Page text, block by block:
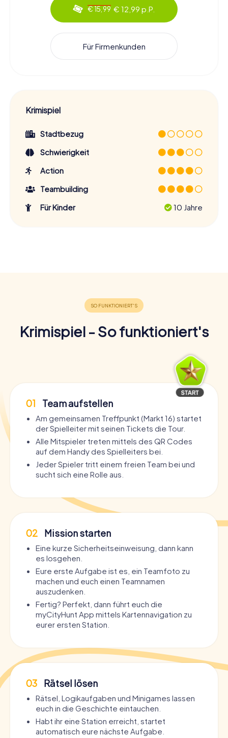
€ 15,99 € 12,99 p.P.
Für Firmenkunden
Krimispiel
Stadtbezug
Schwierigkeit
Action
Teambuilding
Für Kinder
10 Jahre
Krimispiel - So funktioniert's
01 Team aufstellen
Am gemeinsamen Treffpunkt (Markt 16) startet
der Spielleiter mit seinen Tickets die Tour.
Alle Mitspieler treten mittels des QR Codes
auf dem Handy des Spielleiters bei.
Jeder Spieler tritt einem freien Team bei und
sucht sich eine Rolle aus.
02 Mission starten
Eine kurze Sicherheitseinweisung, dann kann
es losgehen.
Eure erste Aufgabe ist es, ein Teamfoto zu
machen und euch einen Teamnamen
auszudenken.
Fertig? Perfekt, dann führt euch die
myCityHunt App mittels Kartennavigation zu
eurer ersten Station.
03 Rätsel lösen
Rätsel, Logikaufgaben und Minigames lassen
euch in die Geschichte eintauchen.
Habt ihr eine Station erreicht, startet
automatisch eure nächste Aufgabe.